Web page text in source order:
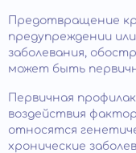
Предотвращение
предупреждении
заболевания,
может быть
Первичная
воздействия
относятся
хронические